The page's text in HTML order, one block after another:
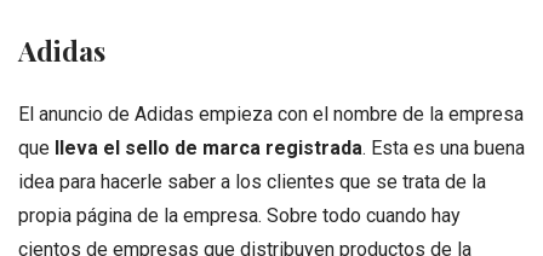
Adidas
El anuncio de Adidas empieza con el nombre de la empresa
que
lleva el sello de marca registrada. Esta es una buena
idea para hacerle saber a los clientes que se trata de la
propia página de la empresa. Sobre todo cuando hay
cientos de empresas que distribuyen productos de la